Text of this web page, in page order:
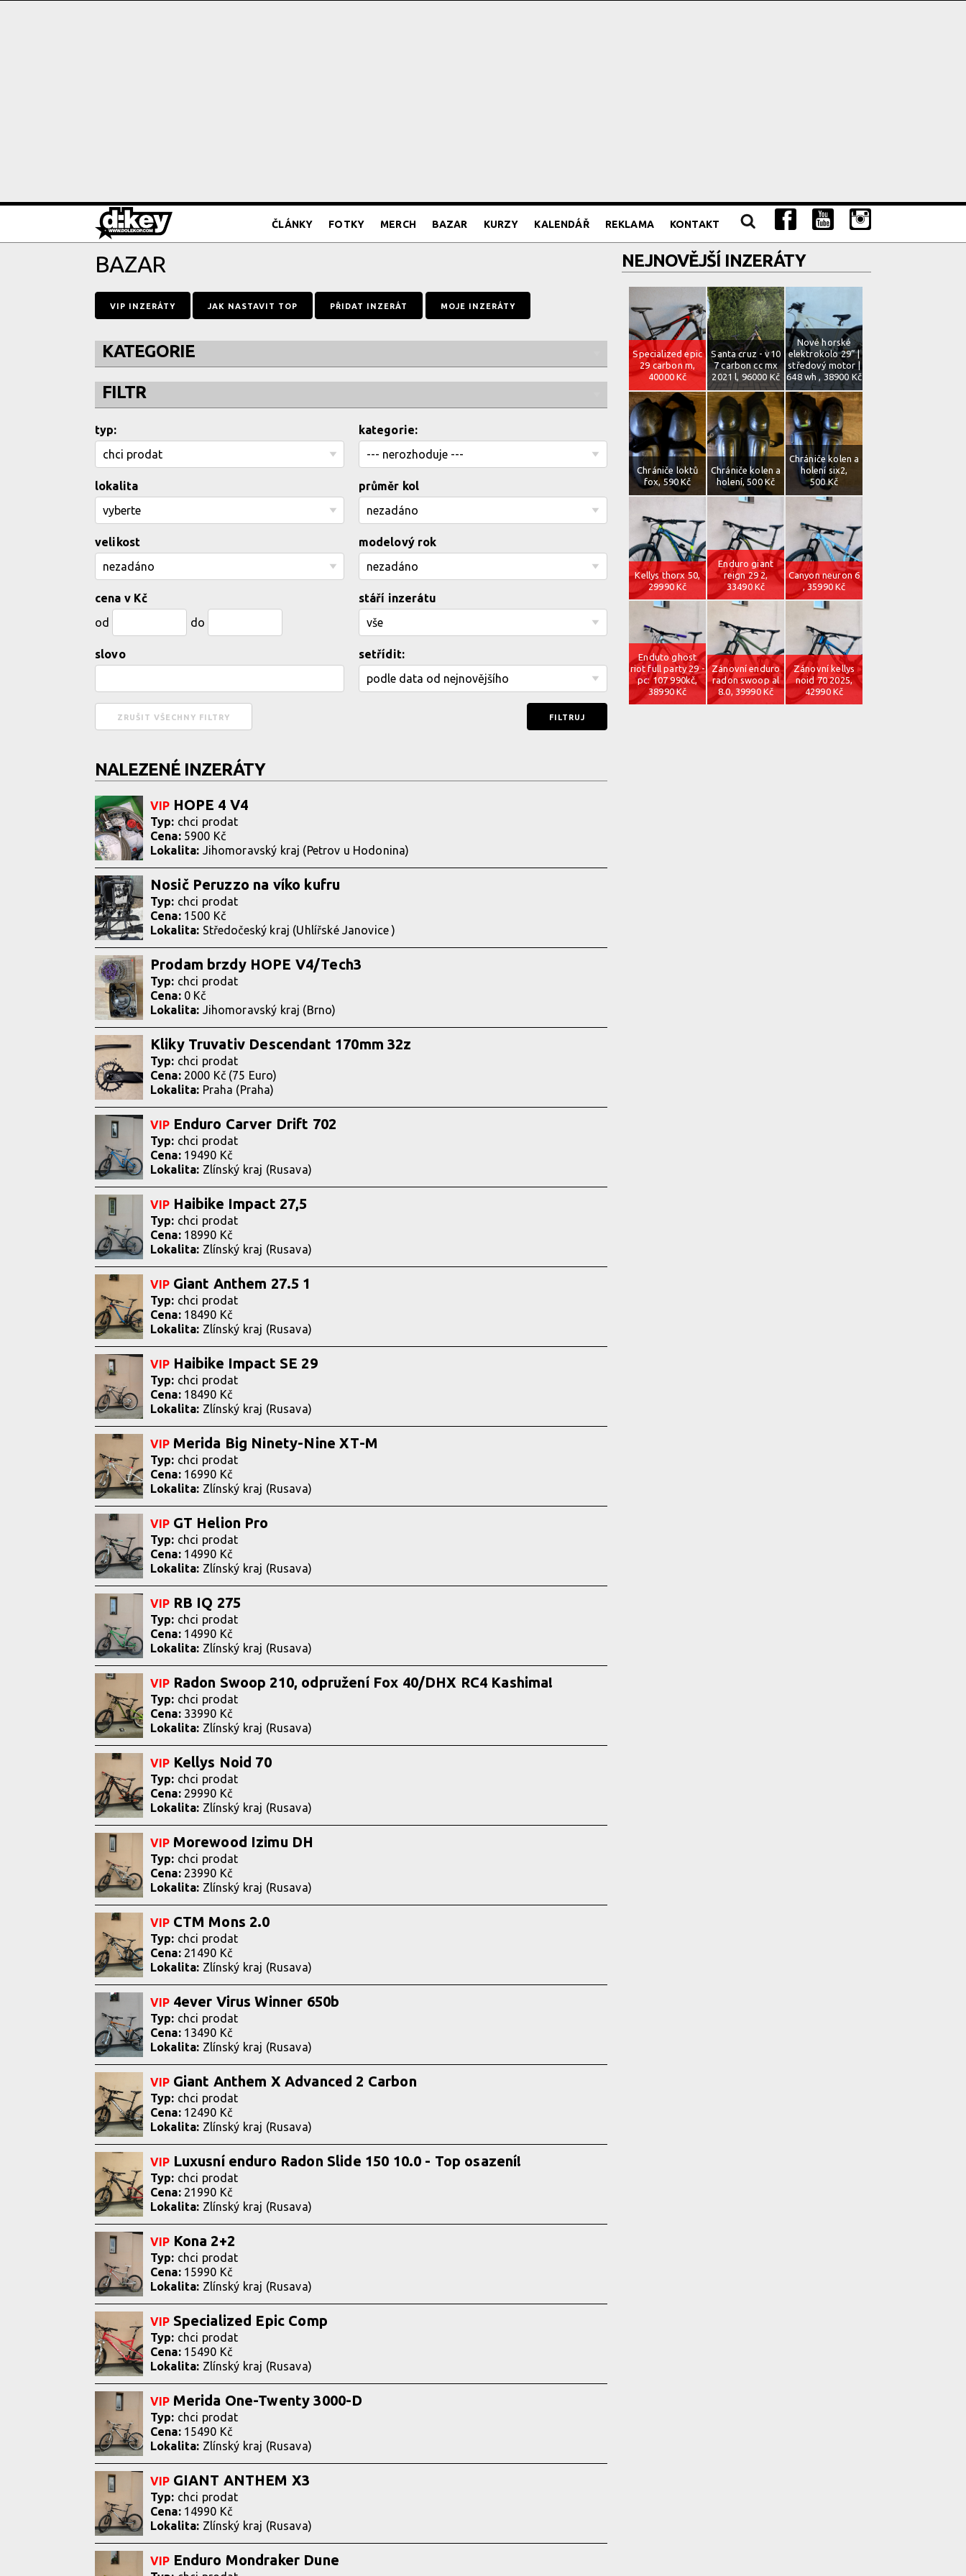
ČLÁNKY FOTKY MERCH BAZAR KURZY KALENDÁŘ REKLAMA KONTAKT
BAZAR
VIP INZERÁTY JAK NASTAVIT TOP PŘIDAT INZERÁT MOJE INZERÁTY
KATEGORIE
FILTR
typ: kategorie:
lokalita průměr kol
velikost modelový rok
cena v Kč
od
do
stáří inzerátu
slovo setřídit:
NALEZENÉ INZERÁTY
VIP HOPE 4 V4
Typ: chci prodat
Cena: 5900 Kč
Lokalita: Jihomoravský kraj (Petrov u Hodonina)
Nosič Peruzzo na víko kufru
Typ: chci prodat
Cena: 1500 Kč
Lokalita: Středočeský kraj (Uhlířské Janovice )
Prodam brzdy HOPE V4/Tech3
Typ: chci prodat
Cena: 0 Kč
Lokalita: Jihomoravský kraj (Brno)
Kliky Truvativ Descendant 170mm 32z
Typ: chci prodat
Cena: 2000 Kč (75 Euro)
Lokalita: Praha (Praha)
VIP Enduro Carver Drift 702
Typ: chci prodat
Cena: 19490 Kč
Lokalita: Zlínský kraj (Rusava)
VIP Haibike Impact 27,5
Typ: chci prodat
Cena: 18990 Kč
Lokalita: Zlínský kraj (Rusava)
VIP Giant Anthem 27.5 1
Typ: chci prodat
Cena: 18490 Kč
Lokalita: Zlínský kraj (Rusava)
VIP Haibike Impact SE 29
Typ: chci prodat
Cena: 18490 Kč
Lokalita: Zlínský kraj (Rusava)
VIP Merida Big Ninety-Nine XT-M
Typ: chci prodat
Cena: 16990 Kč
Lokalita: Zlínský kraj (Rusava)
VIP GT Helion Pro
Typ: chci prodat
Cena: 14990 Kč
Lokalita: Zlínský kraj (Rusava)
VIP RB IQ 275
Typ: chci prodat
Cena: 14990 Kč
Lokalita: Zlínský kraj (Rusava)
VIP Radon Swoop 210, odpružení Fox 40/DHX RC4 Kashima!
Typ: chci prodat
Cena: 33990 Kč
Lokalita: Zlínský kraj (Rusava)
VIP Kellys Noid 70
Typ: chci prodat
Cena: 29990 Kč
Lokalita: Zlínský kraj (Rusava)
VIP Morewood Izimu DH
Typ: chci prodat
Cena: 23990 Kč
Lokalita: Zlínský kraj (Rusava)
VIP CTM Mons 2.0
Typ: chci prodat
Cena: 21490 Kč
Lokalita: Zlínský kraj (Rusava)
VIP 4ever Virus Winner 650b
Typ: chci prodat
Cena: 13490 Kč
Lokalita: Zlínský kraj (Rusava)
VIP Giant Anthem X Advanced 2 Carbon
Typ: chci prodat
Cena: 12490 Kč
Lokalita: Zlínský kraj (Rusava)
VIP Luxusní enduro Radon Slide 150 10.0 - Top osazení!
Typ: chci prodat
Cena: 21990 Kč
Lokalita: Zlínský kraj (Rusava)
VIP Kona 2+2
Typ: chci prodat
Cena: 15990 Kč
Lokalita: Zlínský kraj (Rusava)
VIP Specialized Epic Comp
Typ: chci prodat
Cena: 15490 Kč
Lokalita: Zlínský kraj (Rusava)
VIP Merida One-Twenty 3000-D
Typ: chci prodat
Cena: 15490 Kč
Lokalita: Zlínský kraj (Rusava)
VIP GIANT ANTHEM X3
Typ: chci prodat
Cena: 14990 Kč
Lokalita: Zlínský kraj (Rusava)
VIP Enduro Mondraker Dune
NEJNOVĚJŠÍ INZERÁTY
Specialized epic
29 carbon m,
40000 Kč
Santa cruz - v10
7 carbon cc mx
2021 l, 96000 Kč
Nové horské
elektrokolo 29” |
středový motor |
648 wh , 38900 Kč
Chrániče loktů
fox, 590 Kč
Chrániče kolen a
holení, 500 Kč
Chrániče kolen a
holení six2,
500 Kč
Kellys thorx 50,
29990 Kč
Enduro giant
reign 29 2,
33490 Kč
Canyon neuron 6
, 35990 Kč
Enduto ghost
riot full party 29 -
pc: 107 990kč,
38990 Kč
Zánovní enduro
radon swoop al
8.0, 39990 Kč
Zánovní kellys
noid 70 2025,
42990 Kč